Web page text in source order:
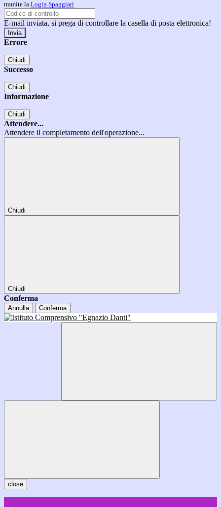
tramite la Login Spaggiari
E-mail inviata, si prega di controllare la casella di posta elettronica!
Errore
Chiudi
Successo
Chiudi
Informazione
Chiudi
Attendere...
Attendere il completamento dell'operazione...
Chiudi
Chiudi
Conferma
Annulla Conferma
close